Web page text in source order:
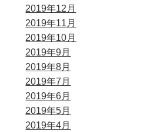
2019年12月
2019年11月
2019年10月
2019年9月
2019年8月
2019年7月
2019年6月
2019年5月
2019年4月